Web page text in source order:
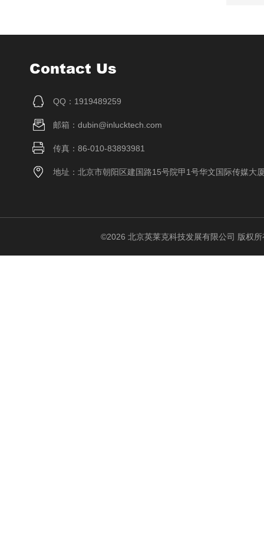
Contact Us
QQ：1919489259
邮箱：dubin@inlucktech.com
传真：86-010-83893981
地址：北京市朝阳区建国路15号院甲1号华文国际传媒大
©2026 北京英莱克科技发展有限公司 版